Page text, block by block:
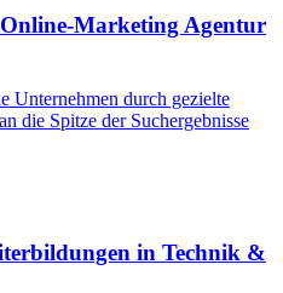
Marketing Agentur
Unternehmen durch gezielte
die Spitze der Suchergebnisse
in Technik &